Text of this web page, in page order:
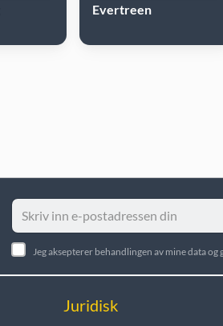
Evertreen
Jeg aksepterer behandlingen av mine data
Juridisk